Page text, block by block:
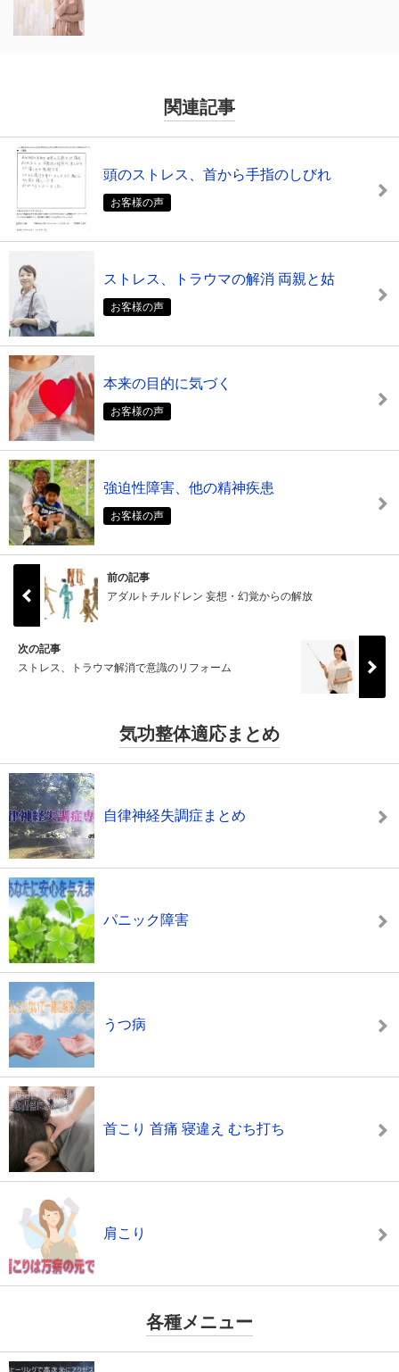
関連記事
頭のストレス、首から手指のしびれ
お客様の声
ストレス、トラウマの解消 両親と姑
お客様の声
本来の目的に気づく
お客様の声
強迫性障害、他の精神疾患
お客様の声
前の記事
アダルトチルドレン 妄想・幻覚からの解放
次の記事
ストレス、トラウマ解消で意識のリフォーム
気功整体適応まとめ
自律神経失調症まとめ
パニック障害
うつ病
首こり 首痛 寝違え むち打ち
肩こり
各種メニュー